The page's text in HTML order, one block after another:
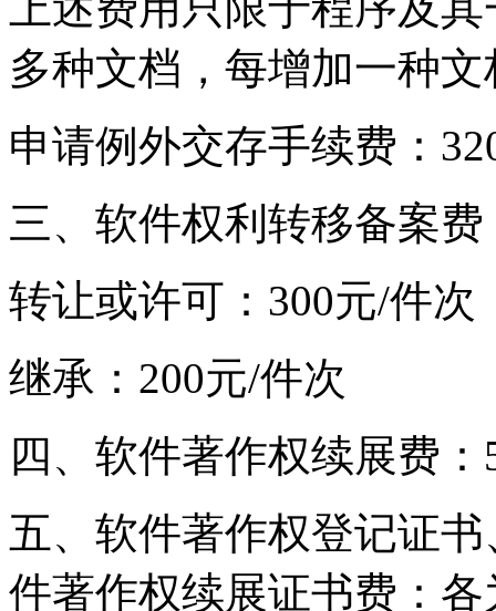
多种文档，每增加一种
申请例外交存手续费：
三、软件权利转移备案费
转让或许可：300元/件次
继承：200元/件次
四、软件著作权续展费
五、软件著作权登记证
件著作权续展证书费：各